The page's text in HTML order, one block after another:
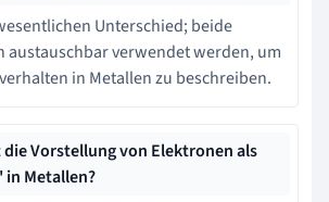
Unterschied; beide
austauschbar verwendet werden, um
in Metallen zu beschreiben.
Vorstellung von Elektronen als
Metallen?